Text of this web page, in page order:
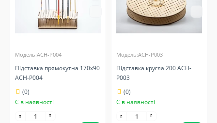
Модель:ACH-P004
Підставка прямокутна 170x90
ACH-P004
(0)
Є в наявності
Модель:ACH-P003
Підставка кругла 200 ACH-
P003
(0)
Є в наявності